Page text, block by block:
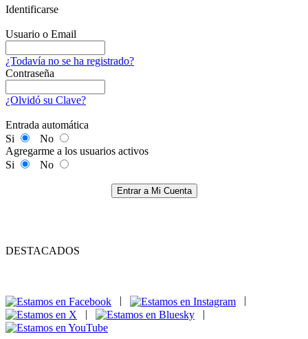
Identificarse
Usuario o Email
¿Todavía no se ha registrado?
Contraseña
¿Olvidó su Clave?
Entrada automática
Si
No
Agregarme a los usuarios activos
Si
No
Entrar a Mi Cuenta
DESTACADOS
|
|